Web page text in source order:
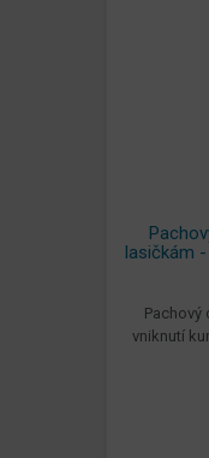
lasičkám
Pachový
vniknutí